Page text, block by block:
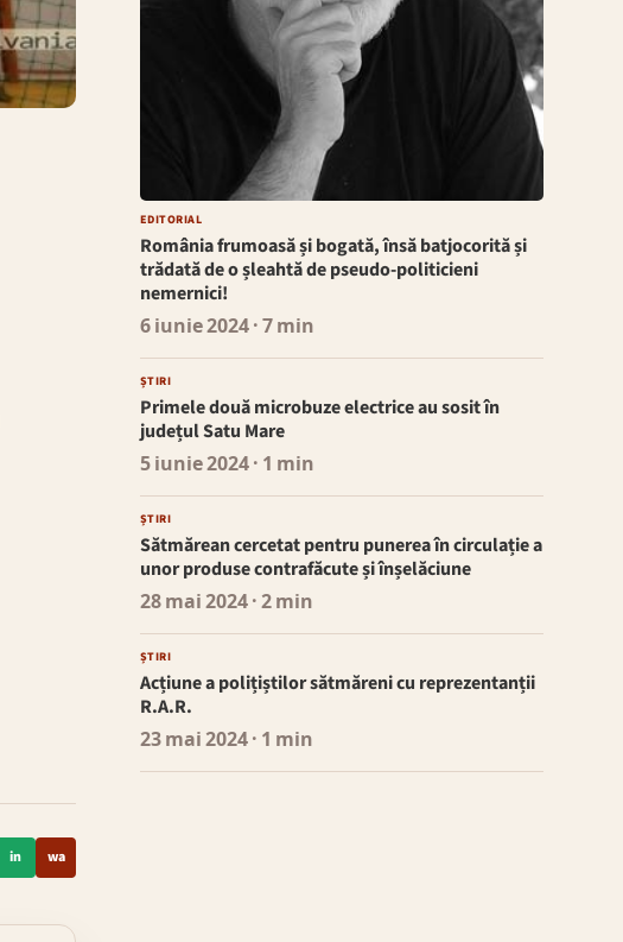
in wa
EDITORIAL
România frumoasă și bogată, însă batjocorită și
trădată de o șleahtă de pseudo-politicieni
nemernici!
6 iunie 2024· 7 min
ȘTIRI
Primele două microbuze electrice au sosit în
județul Satu Mare
5 iunie 2024· 1 min
ȘTIRI
Sătmărean cercetat pentru punerea în circulație a
unor produse contrafăcute și înșelăciune
28 mai 2024· 2 min
ȘTIRI
Acțiune a polițiștilor sătmăreni cu reprezentanții
R.A.R.
23 mai 2024· 1 min